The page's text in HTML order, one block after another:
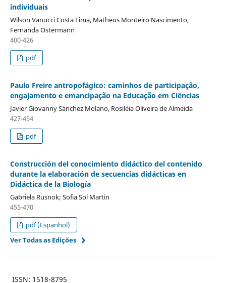
individuais
Wilson Vanucci Costa Lima, Matheus Monteiro Nascimento,
Fernanda Ostermann
400-426
pdf
Paulo Freire antropofágico: caminhos de participação,
engajamento e emancipação na Educação em Ciências
Javier Giovanny Sánchez Molano, Rosiléia Oliveira de Almeida
427-454
pdf
Construcción del conocimiento didáctico del contenido
durante la elaboración de secuencias didácticas en
Didáctica de la Biología
Gabriela Rusnok; Sofia Sol Martin
455-470
pdf (Espanhol)
Ver Todas as Edições
ISSN: 1518-8795